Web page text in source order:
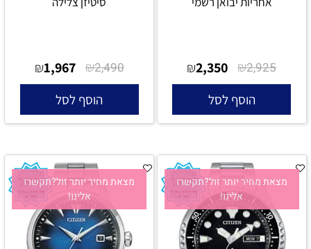
₪2,925
₪2,350
הוסף לסל
₪2,490
₪1,967
הוסף לסל
מצאת מחיר יותר זול?תקשרו
אלינו!
מצאת מחיר יותר זול?תקשרו
אלינו!